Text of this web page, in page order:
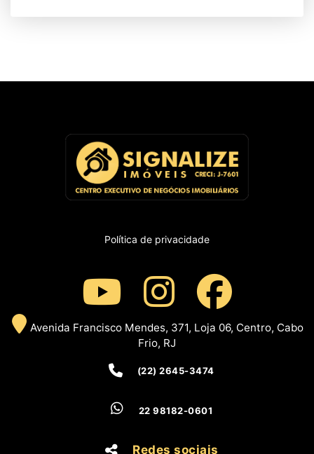
Política de privacidade
Avenida Francisco Mendes, 371, Loja 06, Centro, Cabo
Frio, RJ
(22) 2645-3474
22 98182-0601
Redes sociais